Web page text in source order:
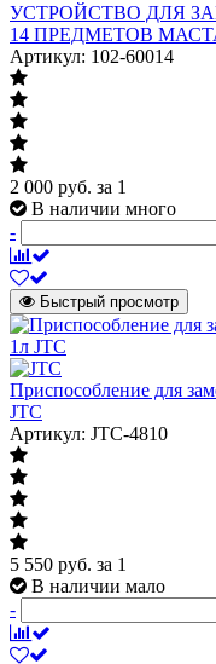
УСТРОЙСТВО ДЛЯ
14 ПРЕДМЕТОВ
Артикул: 102-60014
2 000 руб. за 1
В наличии много
-
Быстрый просмотр
Приспособление для
JTC
Артикул: JTC-4810
5 550 руб. за 1
В наличии мало
-